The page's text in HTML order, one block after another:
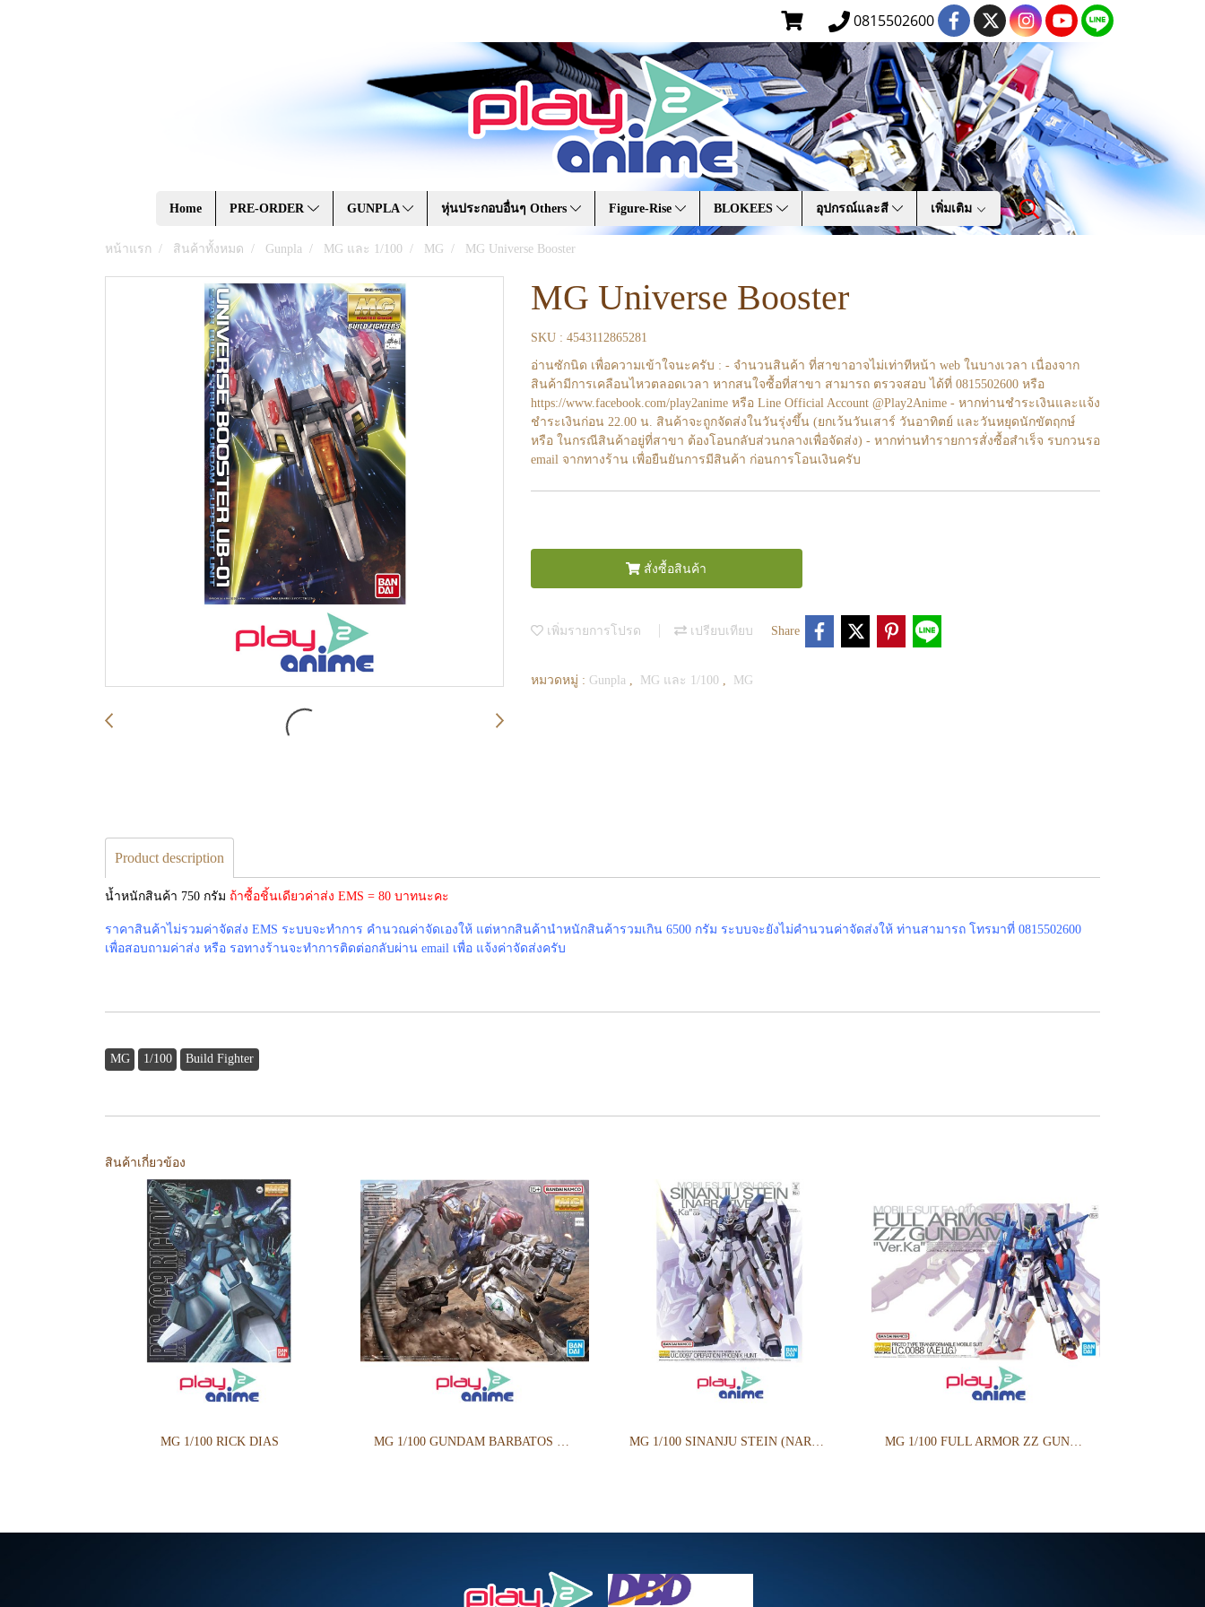
0815502600
Home PRE-ORDER GUNPLA หุ่นประกอบอื่นๆ Others Figure-Rise BLOKEES อุปกรณ์และสี เพิ่มเติม
หน้าแรก สินค้าทั้งหมด Gunpla MG และ 1/100 MG MG Universe Booster
MG Universe Booster
SKU : 4543112865281
อ่านซักนิด เพื่อความเข้าใจนะครับ : - จำนวนสินค้า ที่สาขาอาจไม่เท่าทีหน้า web ในบางเวลา เนื่องจาก
สินค้ามีการเคลือนไหวตลอดเวลา หากสนใจซื้อที่สาขา สามารถ ตรวจสอบ ได้ที่ 0815502600 หรือ
https://www.facebook.com/play2anime หรือ Line Official Account @Play2Anime - หากท่านชำระเงินและแจ้ง
ชำระเงินก่อน 22.00 น. สินค้าจะถูกจัดส่งในวันรุ่งขึ้น (ยกเว้นวันเสาร์ วันอาทิตย์ และวันหยุดนักขัตฤกษ์
หรือ ในกรณีสินค้าอยู่ที่สาขา ต้องโอนกลับส่วนกลางเพื่อจัดส่ง) - หากท่านทำรายการสั่งซื้อสำเร็จ รบกวนรอ
email จากทางร้าน เพื่อยืนยันการมีสินค้า ก่อนการโอนเงินครับ
สั่งซื้อสินค้า
เพิ่มรายการโปรด เปรียบเทียบ Share
หมวดหมู่ : Gunpla MG และ 1/100 MG
Product description
น้ำหนักสินค้า 750 กรัม ถ้าซื้อชิ้นเดียวค่าส่ง EMS = 80 บาทนะคะ
ราคาสินค้าไม่รวมค่าจัดส่ง EMS ระบบจะทำการ คำนวณค่าจัดเองให้ แต่หากสินค้านำหนักสินค้ารวมเกิน 6500 กรัม ระบบจะยังไม่คำนวนค่าจัดส่งให้ ท่านสามารถ โทรมาที่ 0815502600
เพื่อสอบถามค่าส่ง หรือ รอทางร้านจะทำการติดต่อกลับผ่าน email เพื่อ แจ้งค่าจัดส่งครับ
MG 1/100 Build Fighter
สินค้าเกี่ยวข้อง
MG 1/100 RICK DIAS MG 1/100 GUNDAM BARBATOS LUPUS MG 1/100 SINANJU STEIN (NARRATIVE VER.) VER.KA MG 1/100 FULL ARMOR ZZ GUNDAM Ver.Ka